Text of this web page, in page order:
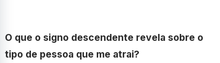
O que o signo descendente revela sobre o
tipo de pessoa que me atrai?